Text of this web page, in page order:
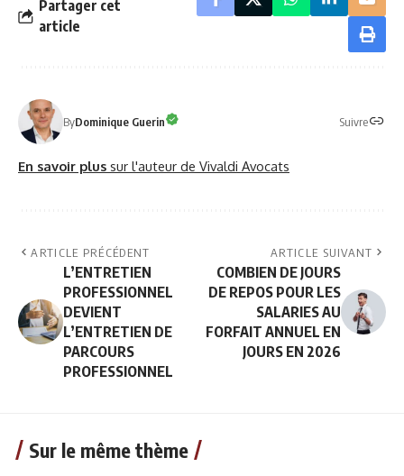
Partager cet
article
ByDominique Guerin Suivre
En savoir plus sur l'auteur de Vivaldi Avocats
ARTICLE PRÉCÉDENT
L’ENTRETIEN
PROFESSIONNEL
DEVIENT
L’ENTRETIEN DE
PARCOURS
PROFESSIONNEL
ARTICLE SUIVANT
COMBIEN DE JOURS
DE REPOS POUR LES
SALARIES AU
FORFAIT ANNUEL EN
JOURS EN 2026
Sur le même thème